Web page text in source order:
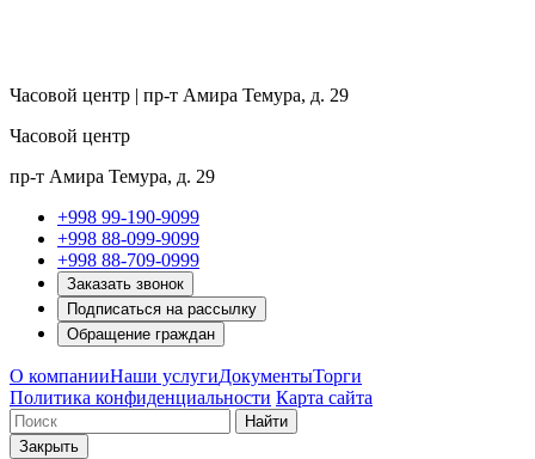
Часовой центр | пр-т Амира Темура, д. 29
Часовой центр
пр-т Амира Темура, д. 29
+998 99-190-9099
+998 88-099-9099
+998 88-709-0999
Заказать звонок
Подписаться на рассылку
Обращение граждан
О компанииНаши услугиДокументыТорги
Политика конфиденциальности Карта сайта
Найти
Закрыть